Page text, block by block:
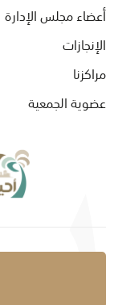
أعضاء مجلس الإدارة
الإنجازات
مراكزنا
عضوية الجمعية